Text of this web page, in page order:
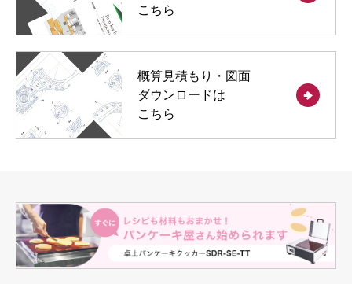
こちら
概算見積もり・図面
ダウンロードは
こちら